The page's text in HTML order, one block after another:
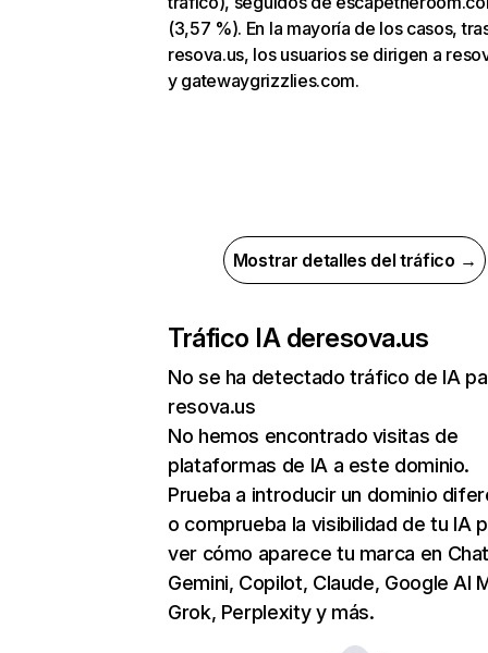
(3,57 %). En la mayoría de los casos,
resova.us, los usuarios se dirigen a
y gatewaygrizzlies.com.
Mostrar detalles del tráfico →
Tráfico IA deresova.us
No se ha detectado tráfico de IA
resova.us
No hemos encontrado visitas de
plataformas de IA a este dominio.
Prueba a introducir un dominio
o comprueba la visibilidad de tu IA
ver cómo aparece tu marca en
Gemini, Copilot, Claude, Google AI
Grok, Perplexity y más.